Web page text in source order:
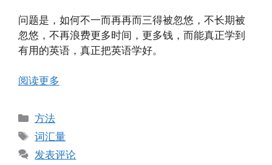
问题是，如何不一而再再而三得被忽悠，不长期被
忽悠，不再浪费更多时间，更多钱，而能真正学到
有用的英语，真正把英语学好。
阅读更多
分
类
方法
标
签
词汇量
发表评论